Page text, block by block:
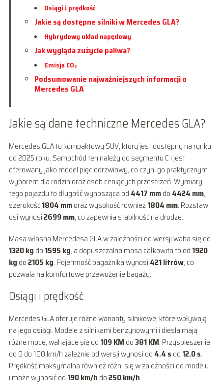
Osiągi i prędkość
Jakie są dostępne silniki w Mercedes GLA?
Hybrydowy układ napędowy
Jak wygląda zużycie paliwa?
Emisja CO₂
Podsumowanie najważniejszych informacji o
Mercedes GLA
Jakie są dane techniczne Mercedes GLA?
Mercedes GLA to kompaktowy SUV, który jest dostępny na rynku
od 2025 roku. Samochód ten należy do segmentu C i jest
oferowany jako model pięciodrzwiowy, co czyni go praktycznym
wyborem dla rodzin oraz osób ceniących przestrzeń. Wymiary
tego pojazdu to długość wynosząca od 4417 mmdo 4424 mm,
szerokość1804 mmoraz wysokość również1804 mm. Rozstaw
osi wynosi2699 mm, co zapewnia stabilność na drodze.
Masa własna Mercedesa GLA w zależności od wersji waha się od
1320 kg do 1595 kg, a dopuszczalna masa całkowita to od 1920
kg do2105 kg. Pojemność bagażnika wynosi 421 litrów, co
pozwala na komfortowe przewożenie bagaży.
Osiągi i prędkość
Mercedes GLA oferuje różne warianty silnikowe, które wpływają
na jego osiągi. Modele z silnikami benzynowymi i diesla mają
różne moce, wahające się od 109 KM do381 KM. Przyspieszenie
od 0 do 100 km/h zależnie od wersji wynosi od 4.4 s do 12.0 s.
Prędkość maksymalna również różni się w zależności od modelu
i może wynosić od 190 km/h do250 km/h.